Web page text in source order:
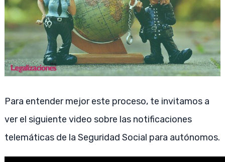
Para entender mejor este proceso, te invitamos a
ver el siguiente video sobre las notificaciones
telemáticas de la Seguridad Social para autónomos.